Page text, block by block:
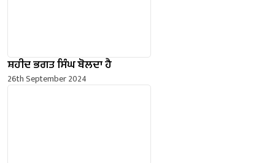
ਸ਼ਹੀਦ ਭਗਤ ਸਿੰਘ ਬੋਲਦਾ ਹੈ
26th September 2024